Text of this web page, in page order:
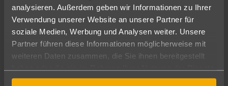
analysieren. Außerdem geben wir Informationen zu Ihrer
Verwendung unserer Website an unsere Partner für
soziale Medien, Werbung und Analysen weiter. Unsere
Partner führen diese Informationen möglicherweise mit
weiteren Daten zusammen, die Sie ihnen bereitgestellt
gesammelt haben.
Pauschal Nur Hotel
Abflughafen
Reisezeitraum
10.08.26–08.08.27 7-21 Nächte